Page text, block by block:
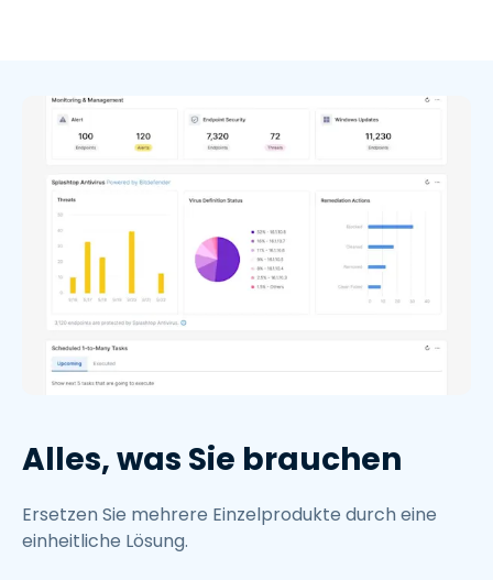
Alles, was Sie brauchen
Ersetzen Sie mehrere Einzelprodukte durch eine
einheitliche Lösung.